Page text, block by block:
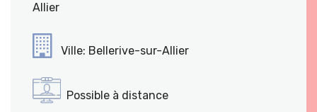
Allier
Ville: Bellerive-sur-Allier
Possible à distance